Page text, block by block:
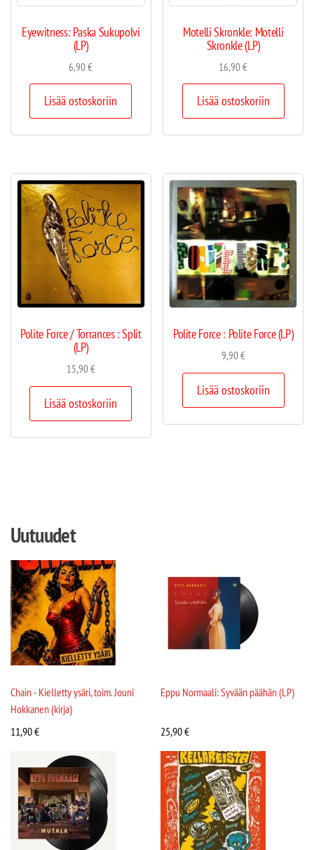
Eyewitness: Paska Sukupolvi
(LP)
6,90€
Lisää ostoskoriin
Motelli Skronkle: Motelli
Skronkle (LP)
16,90€
Lisää ostoskoriin
Polite Force / Torrances : Split
(LP)
15,90€
Lisää ostoskoriin
Polite Force : Polite Force (LP)
9,90€
Lisää ostoskoriin
Uutuudet
Chain - Kielletty ysäri, toim. Jouni
Hokkanen (kirja)
11,90€
Eppu Normaali: Syvään päähän (LP)
25,90€